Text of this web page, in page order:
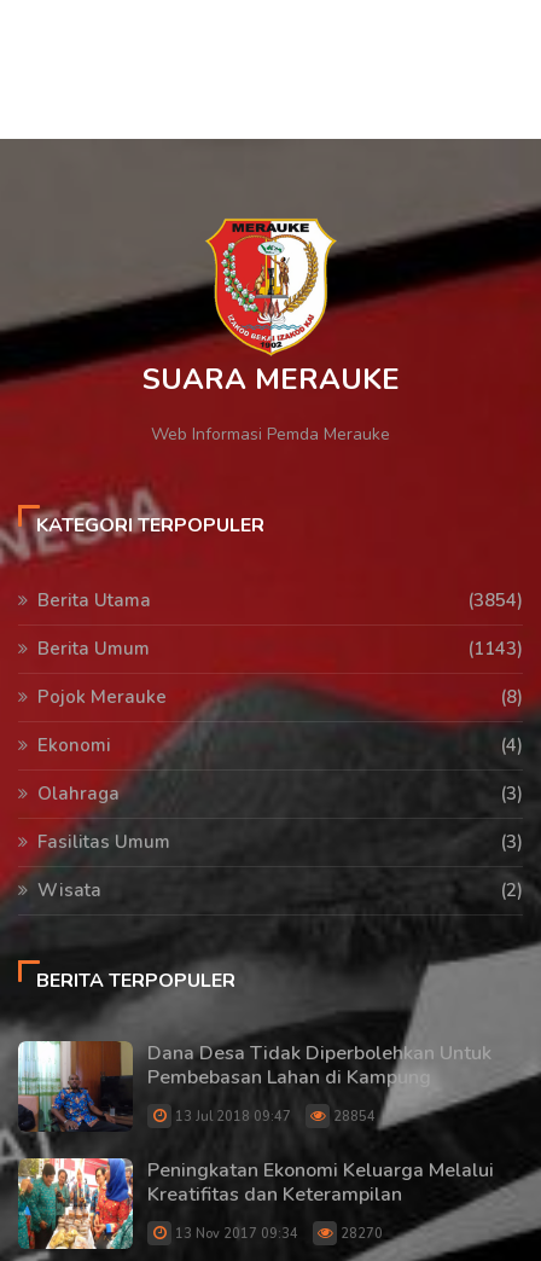
SUARA MERAUKE
Web Informasi Pemda Merauke
KATEGORI TERPOPULER
Berita Utama
(3854)
Berita Umum
(1143)
Pojok Merauke
(8)
Ekonomi
(4)
Olahraga
(3)
Fasilitas Umum
(3)
Wisata
(2)
BERITA TERPOPULER
Dana Desa Tidak Diperbolehkan Untuk
Pembebasan Lahan di Kampung
13 Jul 2018 09:47 28854
Peningkatan Ekonomi Keluarga Melalui
Kreatifitas dan Keterampilan
13 Nov 2017 09:34 28270